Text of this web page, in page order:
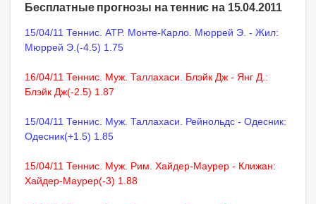
Бесплатные прогнозы на теннис на 15.04.2011
15/04/11 Теннис. ATP. Монте-Карло. Мюррей Э. - Жил:
Мюррей Э.(-4.5) 1.75
16/04/11 Теннис. Муж. Таллахаси. Блэйк Дж - Янг Д.:
Блэйк Дж(-2.5) 1.87
15/04/11 Теннис. Муж. Таллахаси. Рейнольдс - Одесник:
Одесник(+1.5) 1.85
15/04/11 Теннис. Муж. Рим. Хайдер-Маурер - Клижан:
Хайдер-Маурер(-3) 1.88